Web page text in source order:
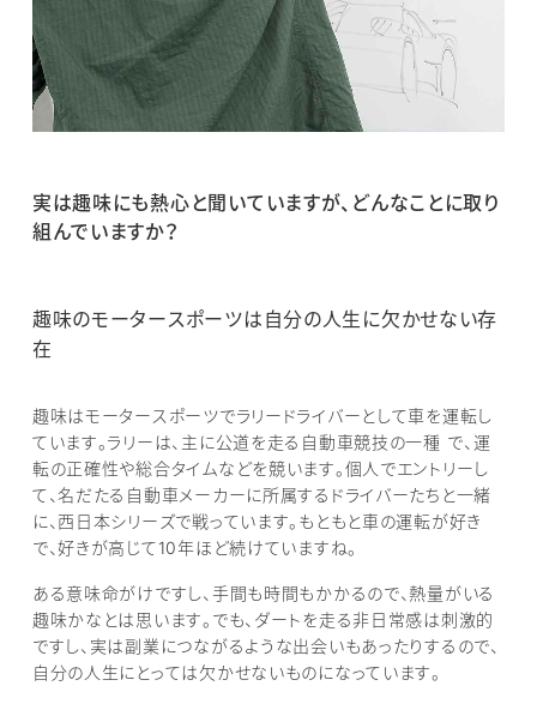
実は趣味にも熱心と聞いていますが、どんなことに取り
組んでいますか？
趣味のモータースポーツは自分の人生に欠かせない存
在
趣味はモータースポーツでラリードライバーとして車を運転し
ています。ラリーは、主に公道を走る自動車競技の一種 で、運
転の正確性や総合タイムなどを競います。個人でエントリーし
て、名だたる自動車メーカーに所属するドライバーたちと一緒
に、西日本シリーズで戦っています。もともと車の運転が好き
で、好きが高じて10年ほど続けていますね。
ある意味命がけですし、手間も時間もかかるので、熱量がいる
趣味かなとは思います。でも、ダートを走る非日常感は刺激的
ですし、実は副業につながるような出会いもあったりするので、
自分の人生にとっては欠かせないものになっています。